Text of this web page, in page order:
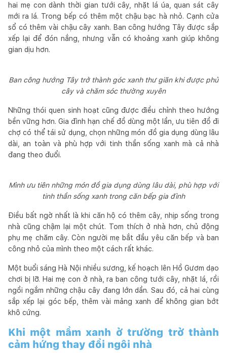
hai mẹ con dành thời gian tưới cây, nhặt lá úa, quan sát cây
mới ra lá. Trong bếp có thêm một chậu bạc hà nhỏ. Cạnh cửa
sổ có thêm vài chậu cây xanh. Ban công hướng Tây được sắp
xếp lại để đón nắng, nhưng vẫn có khoảng xanh giúp không
gian dịu hơn.
Ban công hướng Tây trở thành góc xanh thư giãn khi được phủ
cây và chăm sóc thường xuyên
Những thói quen sinh hoạt cũng được điều chỉnh theo hướng
bền vững hơn. Gia đình hạn chế đồ dùng một lần, ưu tiên đồ đi
chợ có thể tái sử dụng, chọn những món đồ gia dụng dùng lâu
dài, an toàn và phù hợp với tinh thần sống xanh mà cả nhà
đang theo đuổi.
Mình ưu tiên những món đồ gia dụng dùng lâu dài, phù hợp với
tinh thần sống xanh trong căn bếp gia đình
Điều bất ngờ nhất là khi căn hộ có thêm cây, nhịp sống trong
nhà cũng chậm lại một chút. Tom thích ở nhà hơn, chủ động
phụ mẹ chăm cây. Còn người mẹ bắt đầu yêu căn bếp và ban
công nhỏ của mình theo một cách rất khác.
Một buổi sáng Hà Nội nhiều sương, kế hoạch lên Hồ Gươm dạo
chơi bị lỡ. Hai mẹ con ở nhà, ra ban công tưới cây, nhặt lá, rồi
ngồi ngắm những chậu cây đang lớn dần. Sau đó, cả hai cùng
sắp xếp lại góc bếp, thêm vài mảng xanh để không gian bớt
khô cứng.
Khi một mầm xanh ở trường trở thành
cảm hứng thay đổi ngôi nhà